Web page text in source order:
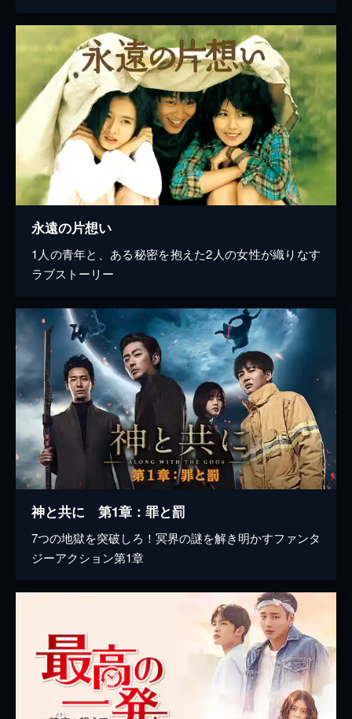
永遠の片想い
1人の青年と、ある秘密を抱えた2人の女性が織りなす
ラブストーリー
神と共に 第1章：罪と罰
7つの地獄を突破しろ！冥界の謎を解き明かすファンタ
ジーアクション第1章